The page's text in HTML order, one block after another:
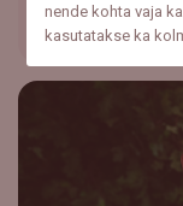
nende kohta vaja
kasutatakse ka
Loe lähemalt